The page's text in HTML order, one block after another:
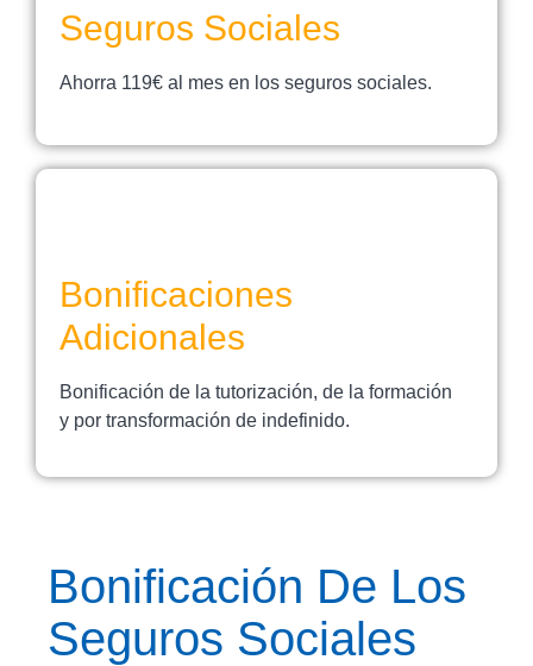
Seguros Sociales
Ahorra 119€ al mes en los seguros sociales.
Bonificaciones
Adicionales
Bonificación de la tutorización, de la formación
y por transformación de indefinido.
Bonificación De Los
Seguros Sociales